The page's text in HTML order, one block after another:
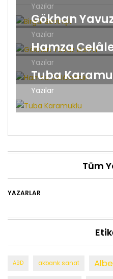
Yazılar
Gökhan
Yazılar
Hamza
Yazılar
Tuba
Yazılar
Tüm
YAZARLAR
ABD akbank sanat